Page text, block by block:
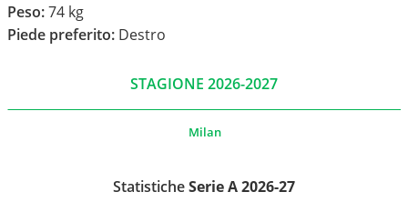
Peso:74 kg
Piede preferito: Destro
STAGIONE 2026-2027
Milan
StatisticheSerie A 2026-27